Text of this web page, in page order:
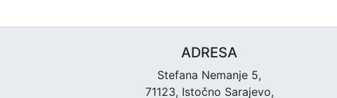
ADRESA
Stefana Nemanje 5,
71123, Istočno Sarajevo,